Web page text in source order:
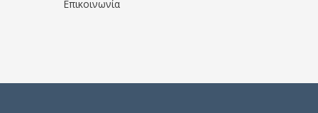
Επικοινωνία